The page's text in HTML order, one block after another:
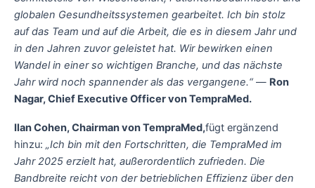
globalen Gesundheitssystemen gearbeitet. Ich bin stolz
auf das Team und auf die Arbeit, die es in diesem Jahr und
in den Jahren zuvor geleistet hat. Wir bewirken einen
Wandel in einer so wichtigen Branche, und das nächste
Jahr wird noch spannender als das vergangene.“— Ron
Nagar, Chief Executive Officer von TempraMed.
Ilan Cohen, Chairman von TempraMed,fügt ergänzend
hinzu: „Ich bin mit den Fortschritten, die TempraMed im
Jahr 2025 erzielt hat, außerordentlich zufrieden. Die
Bandbreite reicht von der betrieblichen Effizienz über den